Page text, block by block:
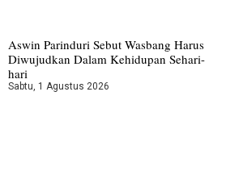
Aswin Parinduri Sebut Wasbang Harus
Diwujudkan Dalam Kehidupan Sehari-
hari
Sabtu, 1 Agustus 2026